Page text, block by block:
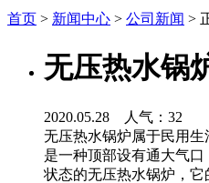
首页 > 新闻中心 > 公司新闻 >
无压热水锅
2020.05.28 人气： 32
无压热水锅炉属于民用
是一种顶部设有通大气
状态的无压热水锅炉，它